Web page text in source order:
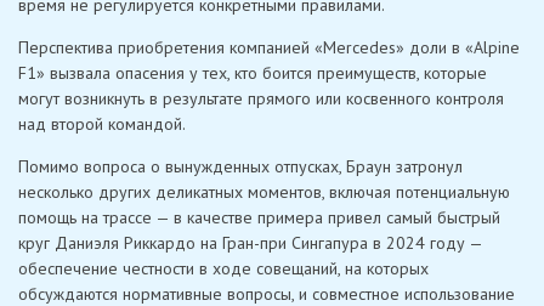
время не регулируется конкретными правилами.
Перспектива приобретения компанией «Mercedes» доли в «Alpine
F1» вызвала опасения у тех, кто боится преимуществ, которые
могут возникнуть в результате прямого или косвенного контроля
над второй командой.
Помимо вопроса о вынужденных отпусках, Браун затронул
несколько других деликатных моментов, включая потенциальную
помощь на трассе — в качестве примера привел самый быстрый
круг Даниэля Риккардо на Гран-при Сингапура в 2024 году —
обеспечение честности в ходе совещаний, на которых
обсуждаются нормативные вопросы, и совместное использование